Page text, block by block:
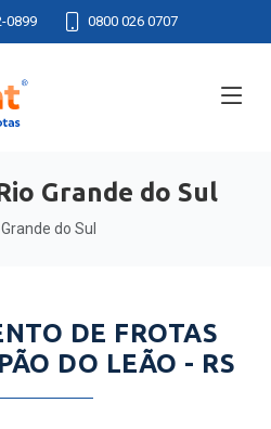
0899 0800 026 0707
Grande do Sul
do Sul
DE FROTAS
DO LEÃO - RS